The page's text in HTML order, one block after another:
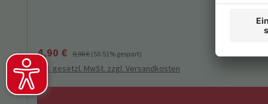
Verkaufspreis:
4,90 € Regulärer Preis:
9,90 € (50.51% gespart)
inkl. gesetzl. MwSt. zzgl. Versandkosten